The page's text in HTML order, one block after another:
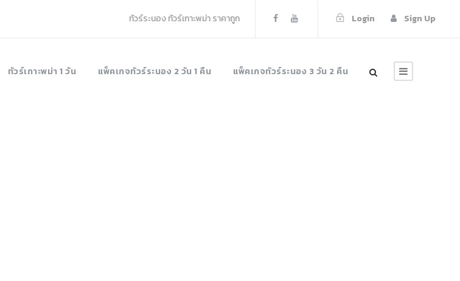
ทัวร์ระนอง ทัวร์เกาะพม่า ราคาถูก Login Sign Up
ทัวร์เกาะพม่า 1 วัน แพ็คเกจทัวร์ระนอง 2 วัน 1 คืน แพ็คเกจทัวร์ระนอง 3 วัน 2 คืน